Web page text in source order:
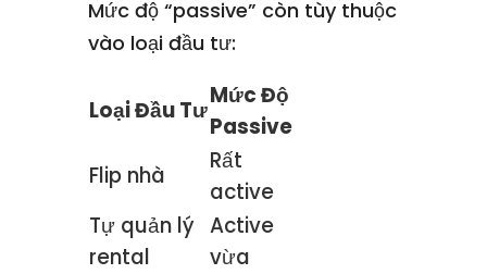
Mức độ “passive” còn tùy thuộc
vào loại đầu tư:
Loại Đầu Tư
Mức Độ
Passive
Flip nhà
Rất
active
Tự quản lý
rental
Active
vừa